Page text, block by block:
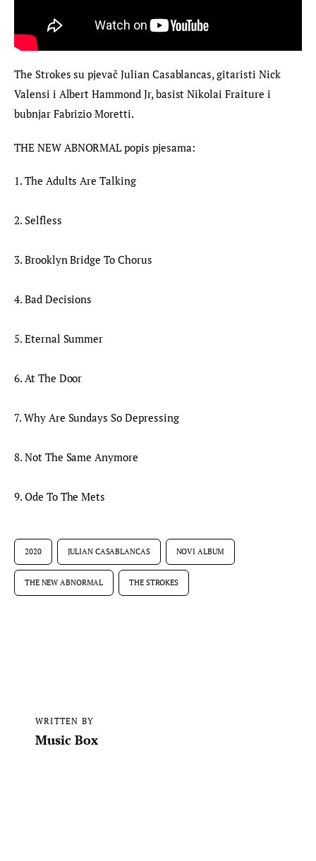
The Strokes su pjevač Julian Casablancas, gitaristi Nick
Valensi i Albert Hammond Jr, basist Nikolai Fraiture i
bubnjar Fabrizio Moretti.
THE NEW ABNORMAL popis pjesama:
1. The Adults Are Talking
2. Selfless
3. Brooklyn Bridge To Chorus
4. Bad Decisions
5. Eternal Summer
6. At The Door
7. Why Are Sundays So Depressing
8. Not The Same Anymore
9. Ode To The Mets
2020 JULIAN CASABLANCAS NOVI ALBUM
THE NEW ABNORMAL THE STROKES
WRITTEN BY
Music Box